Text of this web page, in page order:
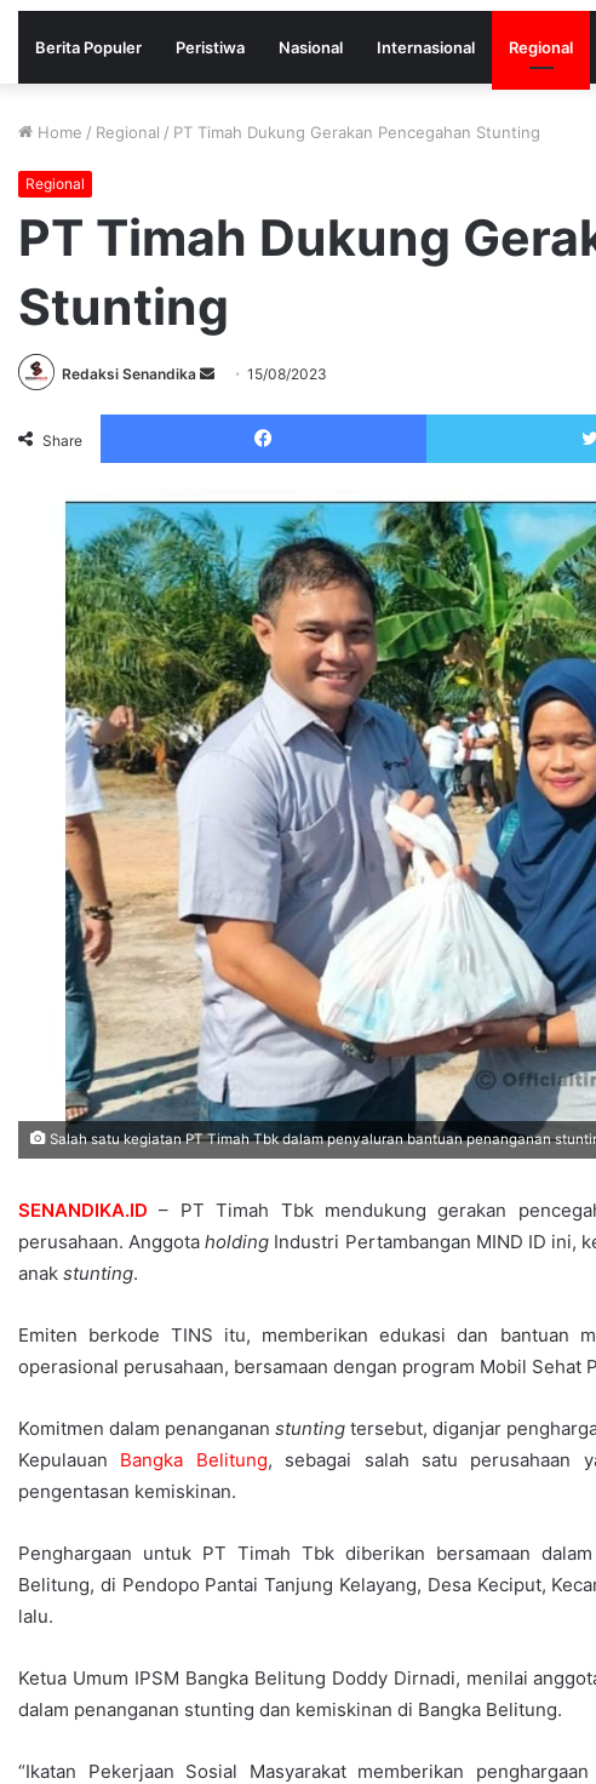
Berita Populer Peristiwa Nasional Internasional Regional
Home / Regional / PT Timah Dukung Gerakan Pencegahan Stunting
Regional
PT Timah Dukung
Stunting
Redaksi Senandika
Send15/08/2023
Share
Facebook
Salah satu kegiatan PT Timah Tbk dalam penyaluran bantuan penanganan
SENANDIKA.ID – PT Timah Tbk mendukung gerakan
perusahaan. Anggotaholding Industri Pertambangan MIND ID ini,
anak stunting.
Emiten berkode TINS itu, memberikan edukasi dan bantuan
operasional perusahaan, bersamaan dengan program Mobil Sehat
Komitmen dalam penangananstunting tersebut, diganjar
Kepulauan Bangka Belitung, sebagai salah satu perusahaan
pengentasan kemiskinan.
Penghargaan untuk PT Timah Tbk diberikan bersamaan
Belitung, di Pendopo Pantai Tanjung Kelayang, Desa Keciput,
lalu.
Ketua Umum IPSM Bangka Belitung Doddy Dirnadi, menilai
dalam penanganan stunting dan kemiskinan di Bangka Belitung.
“Ikatan Pekerjaan Sosial Masyarakat memberikan